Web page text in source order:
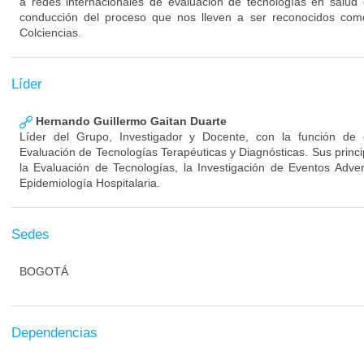
conducción del proceso que nos lleven a ser reconocidos
Colciencias.
Líder
Hernando Guillermo Gaitan Duarte
Líder del Grupo, Investigador y Docente, con la función de
Evaluación de Tecnologías Terapéuticas y Diagnósticas. Sus
la Evaluación de Tecnologías, la Investigación de Eventos
Epidemiología Hospitalaria.
Sedes
BOGOTÁ
Dependencias